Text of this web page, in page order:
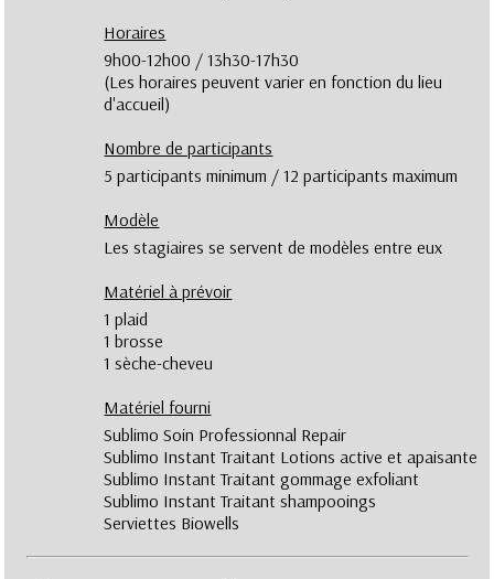
Horaires
9h00-12h00 / 13h30-17h30
(Les horaires peuvent varier en fonction du lieu
d'accueil)
Nombre de participants
5 participants minimum / 12 participants maximum
Modèle
Les stagiaires se servent de modèles entre eux
Matériel à prévoir
1 plaid
1 brosse
1 sèche-cheveu
Matériel fourni
Sublimo Soin Professionnal Repair
Sublimo Instant Traitant Lotions active et apaisante
Sublimo Instant Traitant gommage exfoliant
Sublimo Instant Traitant shampooings
Serviettes Biowells